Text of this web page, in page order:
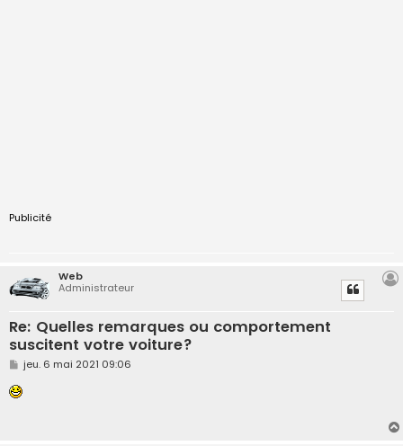
Publicité
Web
Administrateur
Re: Quelles remarques ou comportement
suscitent votre voiture?
M
e
s
s
jeu. 6 mai 2021 09:06